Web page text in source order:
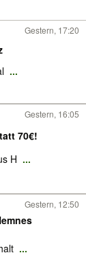
Gestern, 17:20
...
Gestern, 16:05
70€!
H ...
Gestern, 12:50
...